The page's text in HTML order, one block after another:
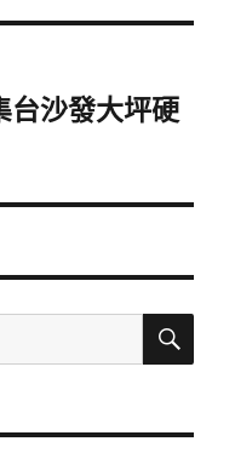
台沙發大坪硬
搜